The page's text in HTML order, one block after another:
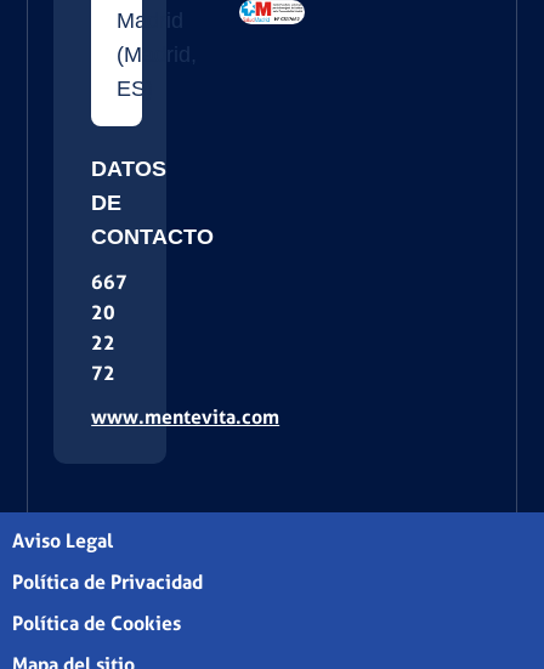
Madrid
(Madrid ,
ES
DATOS
DE
CONTACTO
667
20
22
72
www.mentevita.com
Aviso Legal
Política de Privacidad
Política de Cookies